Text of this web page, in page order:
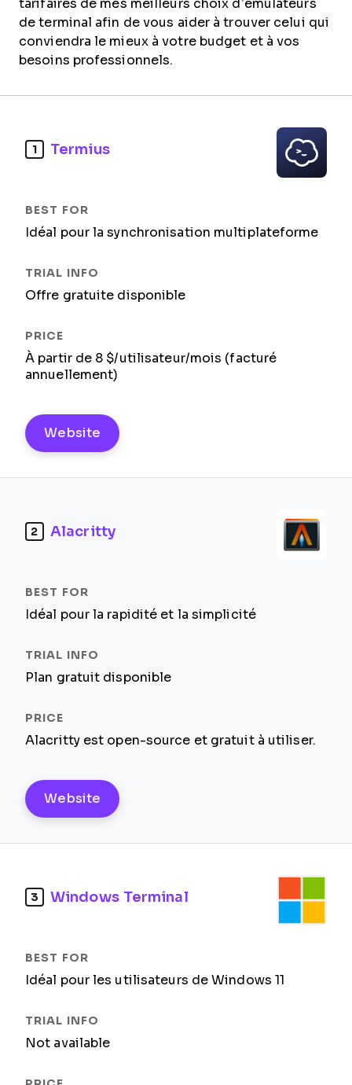
tarifaires de mes meilleurs choix d’émulateurs
de terminal afin de vous aider à trouver celui qui
conviendra le mieux à votre budget et à vos
besoins professionnels.
1 Termius
Idéal pour la synchronisation multiplateforme
Offre gratuite disponible
À partir de 8 $/utilisateur/mois (facturé
annuellement)
Website
2 Alacritty
Idéal pour la rapidité et la simplicité
Plan gratuit disponible
Alacritty est open-source et gratuit à utiliser.
Website
3 Windows Terminal
Idéal pour les utilisateurs de Windows 11
Not available